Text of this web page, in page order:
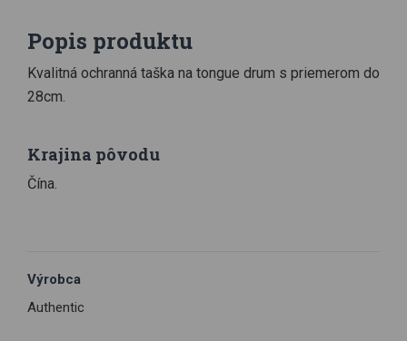
Popis produktu
Kvalitná ochranná taška na tongue drum s priemerom do
28cm.
Krajina pôvodu
Čína.
Výrobca
Authentic